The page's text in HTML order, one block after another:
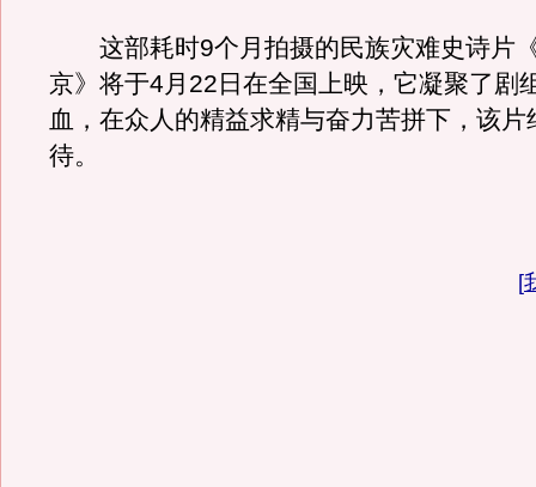
这部耗时9个月拍摄的民族灾难史诗片
京》将于4月22日在全国上映，它凝聚了剧
血，在众人的精益求精与奋力苦拼下，该片
待。
[